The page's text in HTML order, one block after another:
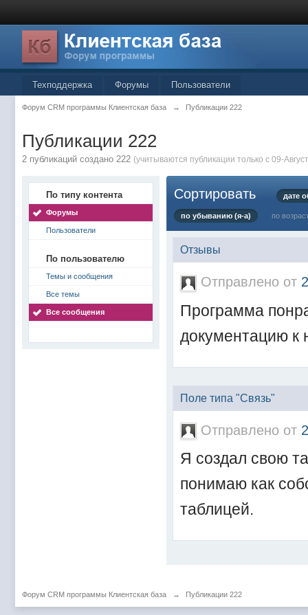
Техподдержка Форумы Пользователи
Форум CRM программы Клиентская база → Публикации 222
Публикации 222
2 публикаций создано 222 (учитываются публикации только с 09-
По типу контента
Форумы
Пользователи
По пользователю
Темы и сообщения
Все темы
Все сообщения
Сортировать дате
по убыванию (я-а) по
Отзывы
Отправлено от
Программа
документацию к
Поле типа "Связь"
Отправлено от
Я создал свою
понимаю как
таблицей.
Форум CRM программы Клиентская база → Публикации 222